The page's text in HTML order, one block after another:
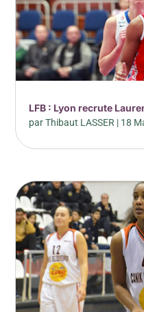
LFB : Lyon recrute
parThibaut LASSER | 18